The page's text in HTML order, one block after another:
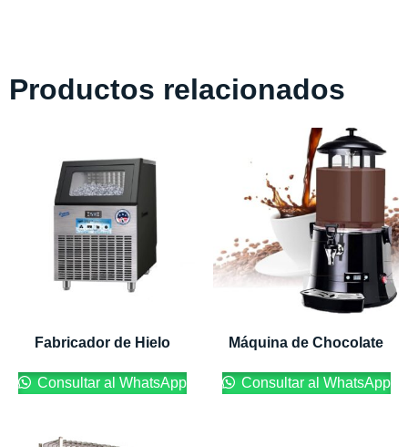
Productos relacionados
Fabricador de Hielo
Consultar al WhatsApp
Máquina de Chocolate
Consultar al WhatsApp